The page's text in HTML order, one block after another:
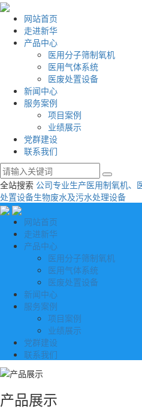
网站首页
走进新华
产品中心
医用分子筛制氧机
医用气体系统
医废处置设备
新闻中心
服务案例
项目案例
业绩展示
党群建设
联系我们
全站搜索 公司专业生产医用制氧机、
处置设备生物废水及污水处理设备
网站首页
走进新华
产品中心
医用分子筛制氧机
医用气体系统
医废处置设备
新闻中心
服务案例
项目案例
业绩展示
党群建设
联系我们
产品展示